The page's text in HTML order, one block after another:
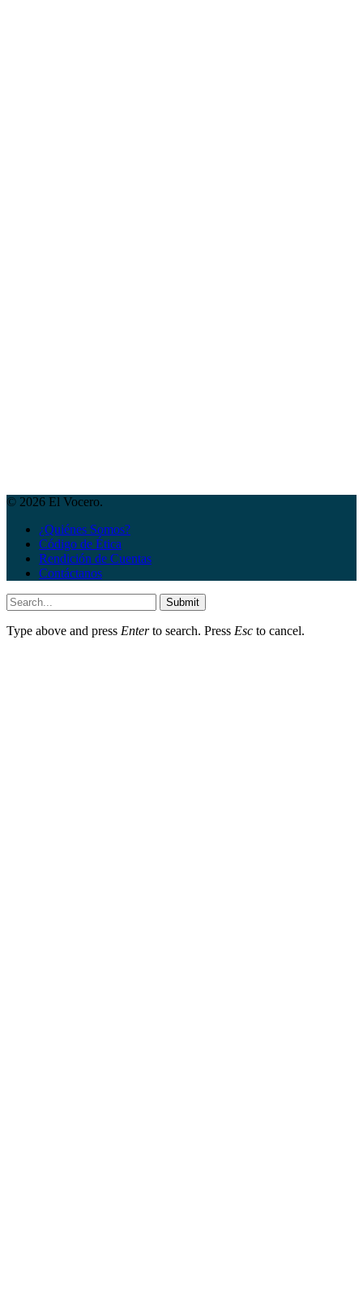
© 2026 El Vocero.
¿Quiénes Somos?
Código de Ética
Rendición de Cuentas
Contáctanos
Submit
Type above and press Enterto search. Press Esc to cancel.